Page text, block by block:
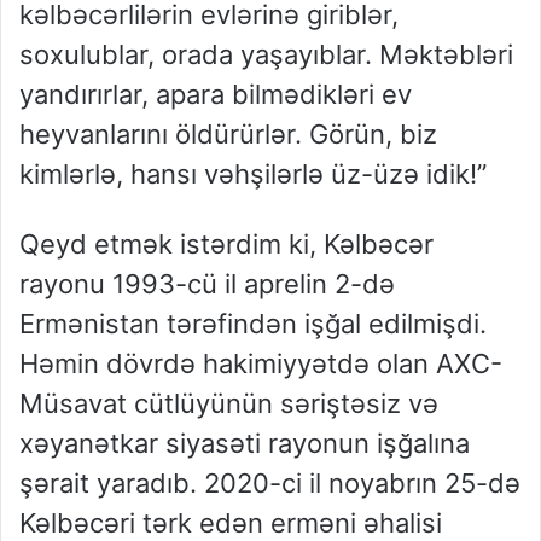
kəlbəcərlilərin evlərinə giriblər,
soxulublar, orada yaşayıblar. Məktəbləri
yandırırlar, apara bilmədikləri ev
heyvanlarını öldürürlər. Görün, biz
kimlərlə, hansı vəhşilərlə üz-üzə idik!”
Qeyd etmək istərdim ki, Kəlbəcər
rayonu 1993-cü il aprelin 2-də
Ermənistan tərəfindən işğal edilmişdi.
Həmin dövrdə hakimiyyətdə olan AXC-
Müsavat cütlüyünün səriştəsiz və
xəyanətkar siyasəti rayonun işğalına
şərait yaradıb. 2020-ci il noyabrın 25-də
Kəlbəcəri tərk edən erməni əhalisi